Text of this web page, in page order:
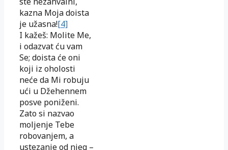
kazna Moja doista
je užasna![4]
I kažeš: Molite Me,
i odazvat ću vam
Se; doista će oni
koji iz oholosti
neće da Mi robuju
ući u Džehennem
posve poniženi.
Zato si nazvao
moljenje Tebe
robovanjem, a
ustezanje od njeg –